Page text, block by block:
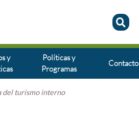
y
Políticas y
Programas
Contacto
del turismo interno